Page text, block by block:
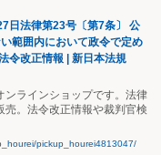
日法律第23号〔第7条〕 公
範囲内において政令で定め
令改正情報 | 新日本法規
ンラインショップです。法律
売。法令改正情報や裁判官検
pickup_hourei4813047/